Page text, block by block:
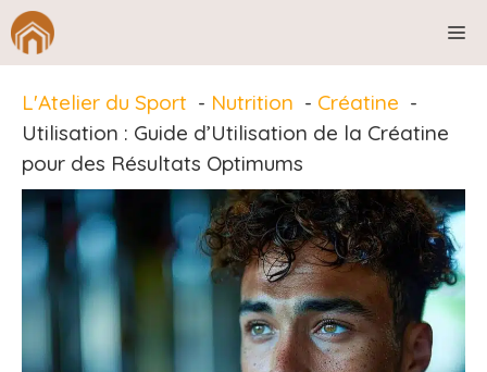
Aller
au
L'Atelier du Sport Nutrition
Créatine
Utilisation : Guide d’Utilisation de la Créatine
pour des Résultats Optimums